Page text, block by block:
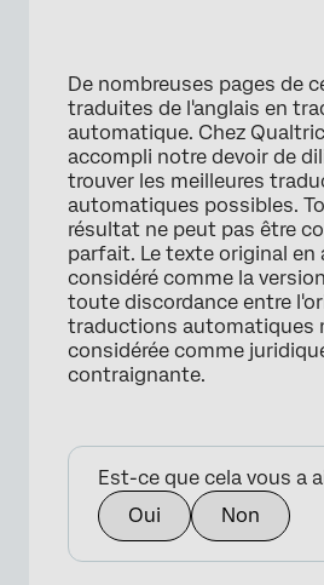
De nombreuses pages de
traduites de l'anglais en
automatique. Chez
accompli notre devoir de
trouver les meilleures
automatiques possibles.
résultat ne peut pas être
parfait. Le texte original en
considéré comme la
toute discordance entre
traductions automatiques
considérée comme
contraignante.
Est-ce que cela vous a
Oui
Non